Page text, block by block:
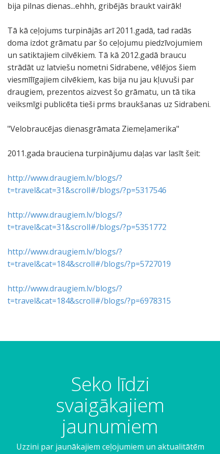
bija pilnas dienas...ehhh, gribējās braukt vairāk!
Tā kā ceļojums turpinājās arī 2011.gadā, tad radās
doma izdot grāmatu par šo ceļojumu piedzīvojumiem
un satiktajiem cilvēkiem. Tā kā 2012.gadā braucu
strādāt uz latviešu nometni Sidrabene, vēlējos šiem
viesmīlīgajiem cilvēkiem, kas bija nu jau kļuvuši par
draugiem, prezentos aizvest šo grāmatu, un tā tika
veiksmīgi publicēta tieši prms braukšanas uz Sidrabeni.
"Velobraucējas dienasgrāmata Ziemeļamerika"
2011.gada brauciena turpinājumu daļas var lasīt šeit:
http://www.draugiem.lv/blogs/?
t=travel&cat=31&scroll#/blogs/?p=5317546
http://www.draugiem.lv/blogs/?
t=travel&cat=31&scroll#/blogs/?p=5351772
http://www.draugiem.lv/blogs/?
t=travel&cat=184&scroll#/blogs/?p=5727019
http://www.draugiem.lv/blogs/?
t=travel&cat=184&scroll#/blogs/?p=6978315
Seko līdzi
svaigākajiem
jaunumiem
Uzzini par jaunākajiem ceļojumiem un aktualitātēm